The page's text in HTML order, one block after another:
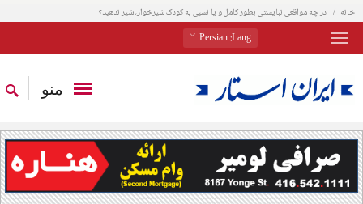
خانه در چه مواقعی نبایستی بطور کامل و یا نسبی به کودک شیرخوار، شیر ندهید؟
Lang
: Persian
منو